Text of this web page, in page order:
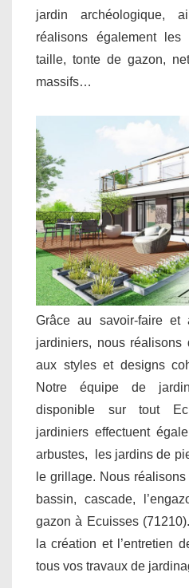
jardin archéologique,
réalisons également les
taille, tonte de gazon,
massifs…
Grâce au savoir-faire et
jardiniers, nous
aux styles et designs
Notre équipe de
disponible sur tout
jardiniers effectuent
arbustes, les jardins de
le grillage. Nous
bassin, cascade,
gazon à Ecuisses
la création et l’entretien
tous vos travaux de